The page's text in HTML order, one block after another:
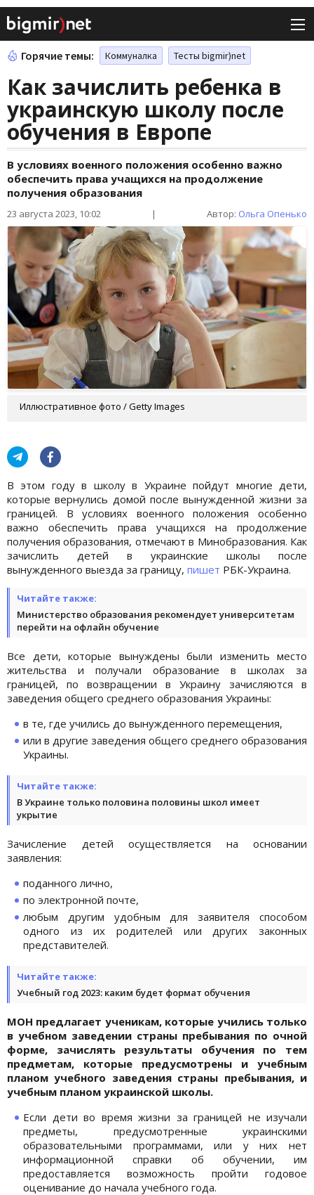
Горячие темы: Коммуналка Тесты bigmir)net
Как зачислить ребенка в
украинскую школу после
обучения в Европе
В условиях военного положения особенно важно
обеспечить права учащихся на продолжение
получения образования
23 августа 2023, 10:02 | Автор: Ольга Опенько
Иллюстративное фото / Getty Images
В этом году в школу в Украине пойдут многие дети,
которые вернулись домой после вынужденной жизни за
границей. В условиях военного положения особенно
важно обеспечить права учащихся на продолжение
получения образования, отмечают в Минобразования. Как
зачислить детей в украинские школы после
вынужденного выезда за границу, пишет РБК-Украина.
Читайте также:
Министерство образования рекомендует университетам
перейти на офлайн обучение
Все дети, которые вынуждены были изменить место
жительства и получали образование в школах за
границей, по возвращении в Украину зачисляются в
заведения общего среднего образования Украины:
в те, где учились до вынужденного перемещения,
или в другие заведения общего среднего образования
Украины.
Читайте также:
В Украине только половина половины школ имеет
укрытие
Зачисление детей осуществляется на основании
заявления:
поданного лично,
по электронной почте,
любым другим удобным для заявителя способом
одного из их родителей или других законных
представителей.
Читайте также:
Учебный год 2023: каким будет формат обучения
МОН предлагает ученикам, которые учились только
в учебном заведении страны пребывания по очной
форме, зачислять результаты обучения по тем
предметам, которые предусмотрены и учебным
планом учебного заведения страны пребывания, и
учебным планом украинской школы.
Если дети во время жизни за границей не изучали
предметы, предусмотренные украинскими
образовательными программами, или у них нет
информационной справки об обучении, им
предоставляется возможность пройти годовое
оценивание до начала учебного года.